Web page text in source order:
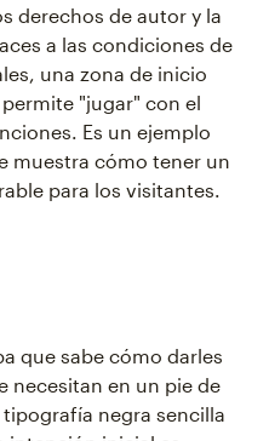
derechos de autor y la
a las condiciones de
una zona de inicio
"jugar" con el
Es un ejemplo
muestra cómo tener un
para los visitantes.
que sabe cómo darles
necesitan en un pie de
negra sencilla